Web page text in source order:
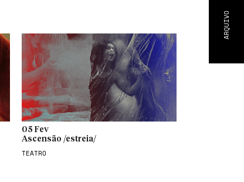
ARQUIVO
05 Fev
Ascensão /estreia/
TEATRO